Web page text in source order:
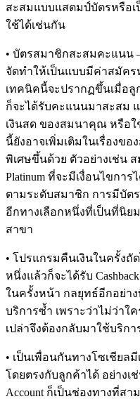
สะสมแบบแสตมป์บัตรหรือ
ใช้ได้เช่นกัน
• บัตรสมาชิกสะสมคะแนน
จัดทำให้เป็นแบบมีค่าสมัค
เทคนิคนี้จะปรากฏขึ้นเมื่อ
ก็จะได้รับคะแนนมาสะสม
เงินสด ของสมนาคุณ หรือ
นี้ยังอาจเพิ่มเติมในเรื่องข
พิเศษขึ้นด้วย ตัวอย่างเช่น ส
Platinum ที่จะมีเงื่อนไขกา
ตามระดับสมาชิก การมีบัต
อีกทางเลือกหนึ่งที่เป็นที่นิย
สาขา
• โปรแกรมคืนเงินในครั้งถัด
หนึ่งแล้วก็จะได้รับ
ในครั้งหน้า กลยุทธ์อีกอย่า
บริการซ้ำ เพราะว่าไม่ว่าใค
เปล่าจึงต้องกลับมาใช้บริกา
• เป็นเพื่อนกันทางโซเชียล
โดยตรงกับลูกค้าได้ อย่างเ
Account ก็เป็นช่องทางที่ส